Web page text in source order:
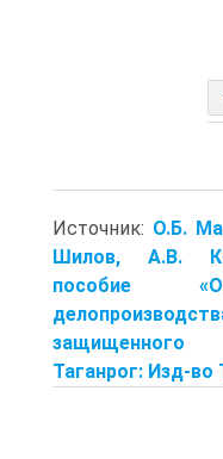
Источник: О.Б.
Шилов, А.В.
пособие
защищенного
Таганрог: Изд-во